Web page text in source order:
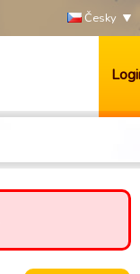
Česky